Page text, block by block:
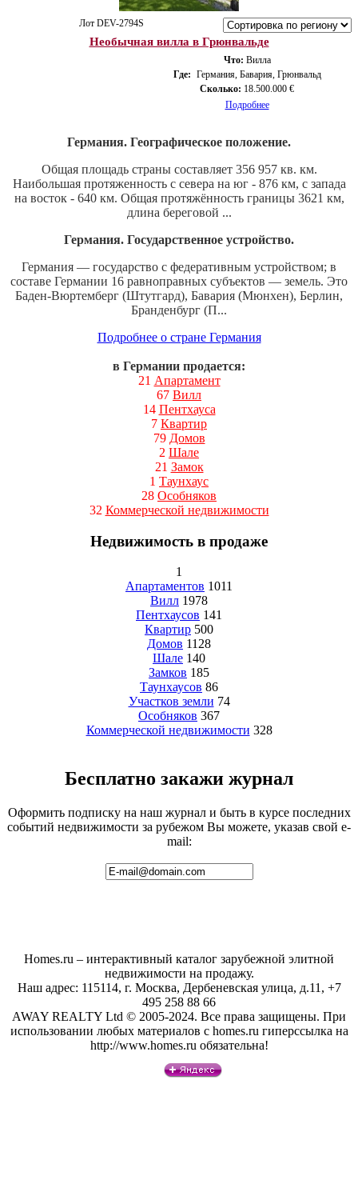
Лот DEV-2794S
Необычная вилла в Грюнвальде
Что: Вилла
Где: Германия, Бавария, Грюнвальд
Сколько: 18.500.000 €
Подробнее
Германия. Географическое положение.
Общая площадь страны составляет 356 957 кв. км.
Наибольшая протяженность с севера на юг - 876 км, с запада
на восток - 640 км. Общая протяжённость границы 3621 км,
длина береговой ...
Германия. Государственное устройство.
Германия — государство с федеративным устройством; в
составе Германии 16 равноправных субъектов — земель. Это
Баден-Вюртемберг (Штутгард), Бавария (Мюнхен), Берлин,
Бранденбург (П...
Подробнее о стране Германия
в Германии продается:
21 Апартамент
67 Вилл
14 Пентхауса
7 Квартир
79 Домов
2 Шале
21 Замок
1 Таунхаус
28 Особняков
32 Коммерческой недвижимости
Недвижимость в продаже
1
Апартаментов 1011
Вилл 1978
Пентхаусов 141
Квартир 500
Домов 1128
Шале 140
Замков 185
Таунхаусов 86
Участков земли 74
Особняков 367
Коммерческой недвижимости 328
Бесплатно закажи журнал
Оформить подписку на наш журнал и быть в курсе последних
событий недвижимости за рубежом Вы можете, указав свой e-
mail:
Homes.ru – интерактивный каталог зарубежной элитной
недвижимости на продажу.
Наш адрес: 115114, г. Москва, Дербеневская улица, д.11, +7
495 258 88 66
AWAY REALTY Ltd © 2005-2024. Все права защищены. При
использовании любых материалов с homes.ru гиперссылка на
http://www.homes.ru обязательна!